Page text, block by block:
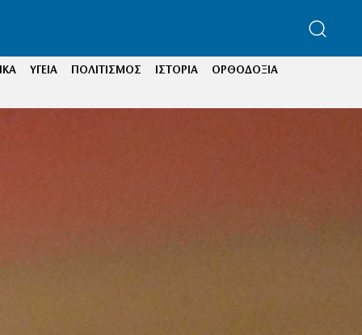
ΥΓΕΙΑ ΠΟΛΙΤΙΣΜΟΣ ΙΣΤΟΡΙΑ
ΟΡΘΟΔΟΞΙΑ